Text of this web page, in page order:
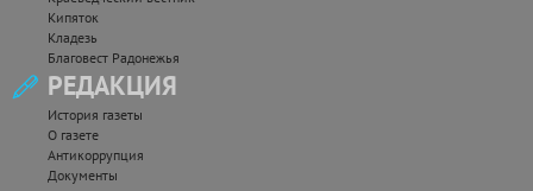
Кипяток
Кладезь
Благовест Радонежья
РЕДАКЦИЯ
История газеты
О газете
Антикоррупция
Документы